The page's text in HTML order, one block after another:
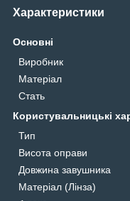
Характеристики
Основні
Виробник
Матеріал
Стать
Користувальницькі
Тип
Висота оправи
Довжина завушника
Матеріал (Лінза)